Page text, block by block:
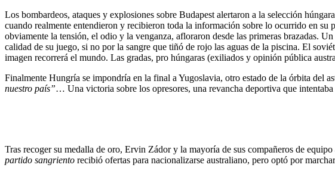
Los bombardeos, ataques y explosiones sobre Budapest alertaron a la selección
cuando realmente entendieron y recibieron toda la información sobre lo ocurrido en
obviamente la tensión, el odio y la venganza, afloraron desde las primeras brazadas.
calidad de su juego, si no por la sangre que tiñó de rojo las aguas de la piscina. El
imagen recorrerá el mundo. Las gradas, pro húngaras (exiliados y opinión pública
Finalmente Hungría se impondría en la final a Yugoslavia, otro estado de la órbita del
nuestro país”… Una victoria sobre los opresores, una revancha deportiva que
Tras recoger su medalla de oro, Ervin Zádor y la mayoría de sus compañeros de
partido sangriento recibió ofertas para nacionalizarse australiano, pero optó por